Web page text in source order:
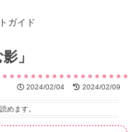
ガイド
」
2024/02/04 2024/02/09
めます。